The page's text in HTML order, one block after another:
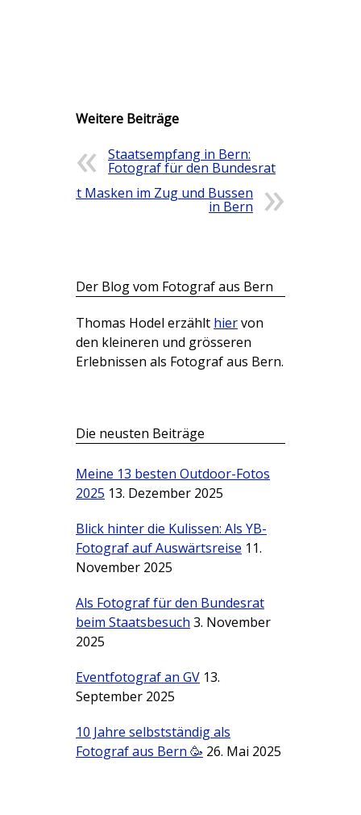
Weitere Beiträge
Staatsempfang in Bern:
Fotograf für den Bundesrat
Mit Masken im Zug und Bussen
in Bern
Der Blog vom Fotograf aus Bern
Thomas Hodel erzählt hiervon
den kleineren und grösseren
Erlebnissen als Fotograf aus Bern.
Die neusten Beiträge
Meine 13 besten Outdoor-Fotos
2025 13. Dezember 2025
Blick hinter die Kulissen: Als YB-
Fotograf auf Auswärtsreise 11.
November 2025
Als Fotograf für den Bundesrat
beim Staatsbesuch 3. November
2025
Eventfotograf an GV 13.
September 2025
10 Jahre selbstständig als
Fotograf aus Bern 🥳 26. Mai 2025